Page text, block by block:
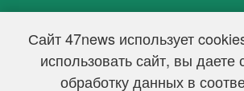
Сайт 47news использует
использовать сайт, вы даете
обработку данных в
47 новостей (47 news)2005 — 2026 г.
Свидетельство о регистрации СМИ Эл № ФС